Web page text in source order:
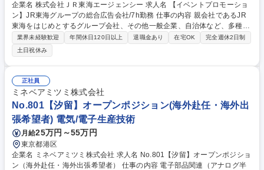
企業名 株式会社ＪＲ東海エージェンシー 求人名 【イベントプロモーショ
ン】JR東海グループの総合広告会社/7h勤務 仕事の内容 親会社であるJR
東海をはじめとするグループ会社、その他一般企業、自治体など、多種多
様なクライアントと関わり、イベントプロモーションの企画・制作・実施
までをリードしていただきます。 【事例紹介】当社は、「JR東海グルー
プの仕事だけをしているのでは？」というイメージをよく持たれますが、
実は違います。クライアントや実施する施策に制限を持たない「総合広告
会社」です。JR東海グループ以外の企業や、地方自治体のコミュニケーシ
ョンなども手掛けています。下記URLより事例紹介をご覧ください！ http
s://www.jrta.co.jp/case2/?tab=0 募集職種 【イベントプロモーション】JR
東海グループの総合広告会社/7h勤務
業界未経験歓迎 年間休日120日以上 退職金あり 在宅OK
完全週休2日制
土日祝休み
正社員
ミネベアミツミ株式会社
No.801【汐留】オープンポジション(海外赴任・海外出
張希望者) 電気/電子生産技術
月給25万円～55万円
東京都港区
企業名 ミネベアミツミ株式会社 求人名 No.801【汐留】オープンポジショ
ン（海外赴任・海外出張希望者） 仕事の内容 電子部品関連（アナログ半